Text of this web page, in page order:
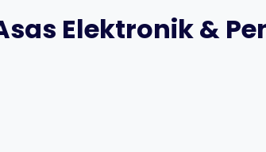
Elektronik &